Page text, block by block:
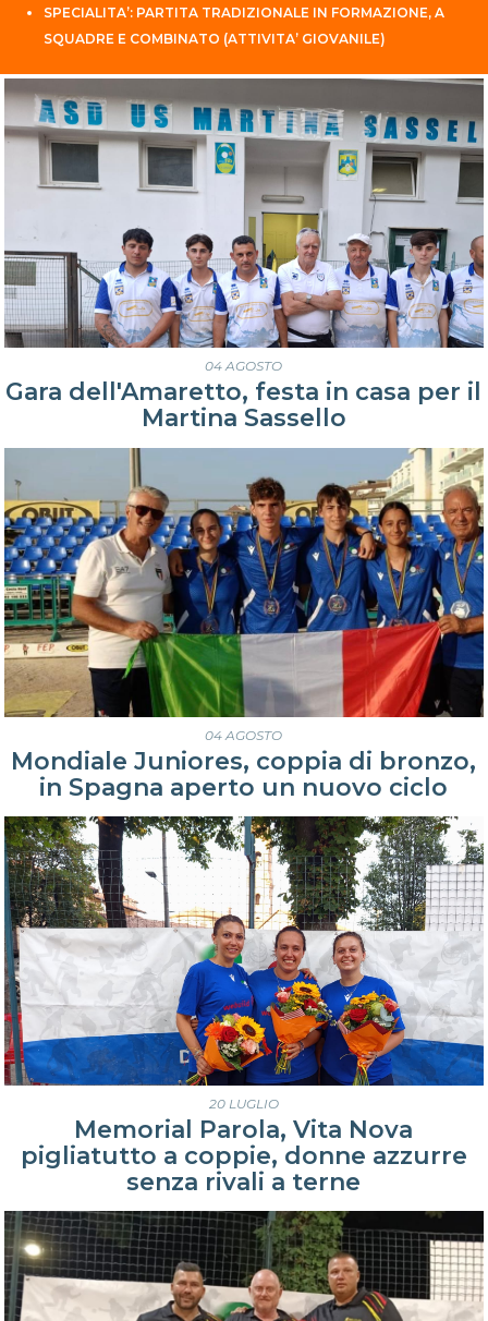
SPECIALITA’: PARTITA TRADIZIONALE IN FORMAZIONE, A
SQUADRE E COMBINATO (ATTIVITA’ GIOVANILE)
04 AGOSTO
Gara dell'Amaretto, festa in casa per il
Martina Sassello
04 AGOSTO
Mondiale Juniores, coppia di bronzo,
in Spagna aperto un nuovo ciclo
20 LUGLIO
Memorial Parola, Vita Nova
pigliatutto a coppie, donne azzurre
senza rivali a terne